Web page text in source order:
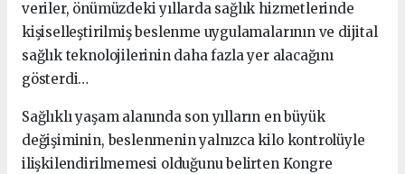
veriler, önümüzdeki yıllarda sağlık hizmetlerinde
kişiselleştirilmiş beslenme uygulamalarının ve dijital
sağlık teknolojilerinin daha fazla yer alacağını
gösterdi…
Sağlıklı yaşam alanında son yılların en büyük
değişiminin, beslenmenin yalnızca kilo kontrolüyle
ilişkilendirilmemesi olduğunu belirten Kongre